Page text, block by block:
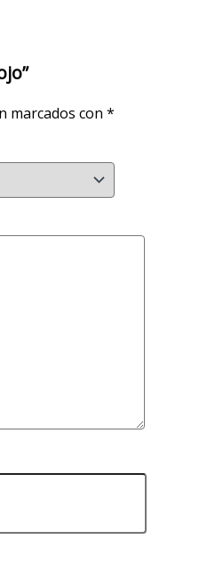
marcados con *